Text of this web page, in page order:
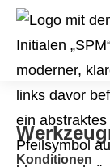
Konditionen